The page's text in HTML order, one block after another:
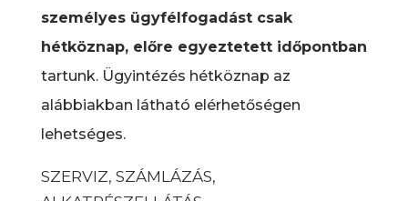
személyes ügyfélfogadást csak
hétköznap, előre egyeztetett időpontban
tartunk. Ügyintézés hétköznap az
alábbiakban látható elérhetőségen
lehetséges.
SZERVIZ, SZÁMLÁZÁS,